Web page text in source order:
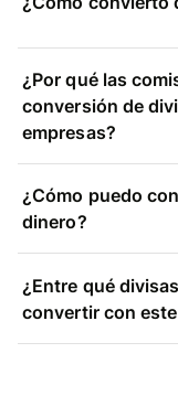
¿Por qué las
conversión de
empresas?
¿Cómo puedo
dinero?
¿Entre qué
convertir con